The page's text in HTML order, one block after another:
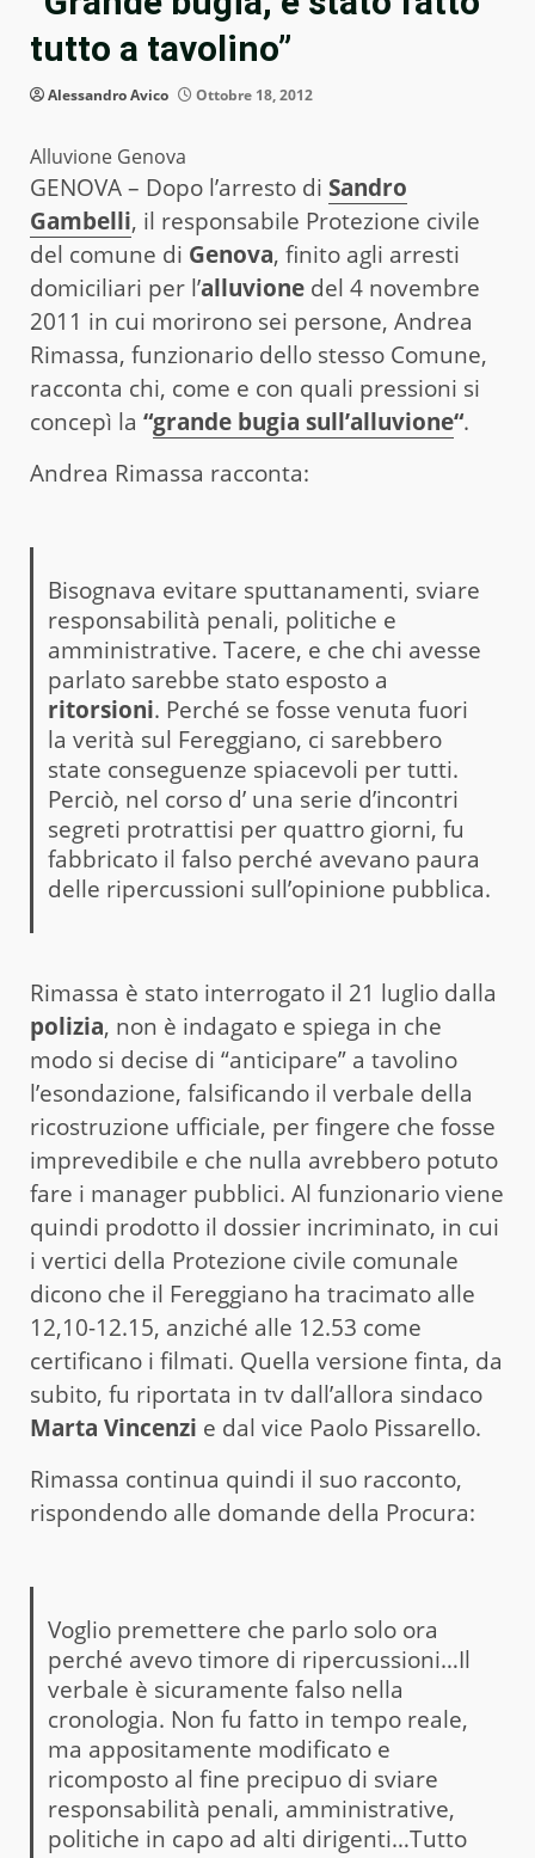
tutto a tavolino”
Alessandro Avico Ottobre 18, 2012
Alluvione Genova
GENOVA – Dopo l’arresto di Sandro
Gambelli, il responsabile Protezione civile
del comune di Genova, finito agli arresti
domiciliari per l’alluvione del 4 novembre
2011 in cui morirono sei persone, Andrea
Rimassa, funzionario dello stesso Comune,
racconta chi, come e con quali pressioni si
concepì la “grande bugia sull’alluvione“.
Andrea Rimassa racconta:
Bisognava evitare sputtanamenti, sviare
responsabilità penali, politiche e
amministrative. Tacere, e che chi avesse
parlato sarebbe stato esposto a
ritorsioni. Perché se fosse venuta fuori
la verità sul Fereggiano, ci sarebbero
state conseguenze spiacevoli per tutti.
Perciò, nel corso d’ una serie d’incontri
segreti protrattisi per quattro giorni, fu
fabbricato il falso perché avevano paura
delle ripercussioni sull’opinione pubblica.
Rimassa è stato interrogato il 21 luglio dalla
polizia, non è indagato e spiega in che
modo si decise di “anticipare” a tavolino
l’esondazione, falsificando il verbale della
ricostruzione ufficiale, per fingere che fosse
imprevedibile e che nulla avrebbero potuto
fare i manager pubblici. Al funzionario viene
quindi prodotto il dossier incriminato, in cui
i vertici della Protezione civile comunale
dicono che il Fereggiano ha tracimato alle
12,10-12.15, anziché alle 12.53 come
certificano i filmati. Quella versione finta, da
subito, fu riportata in tv dall’allora sindaco
Marta Vincenzi e dal vice Paolo Pissarello.
Rimassa continua quindi il suo racconto,
rispondendo alle domande della Procura:
Voglio premettere che parlo solo ora
perché avevo timore di ripercussioni…Il
verbale è sicuramente falso nella
cronologia. Non fu fatto in tempo reale,
ma appositamente modificato e
ricomposto al fine precipuo di sviare
responsabilità penali, amministrative,
politiche in capo ad alti dirigenti…Tutto